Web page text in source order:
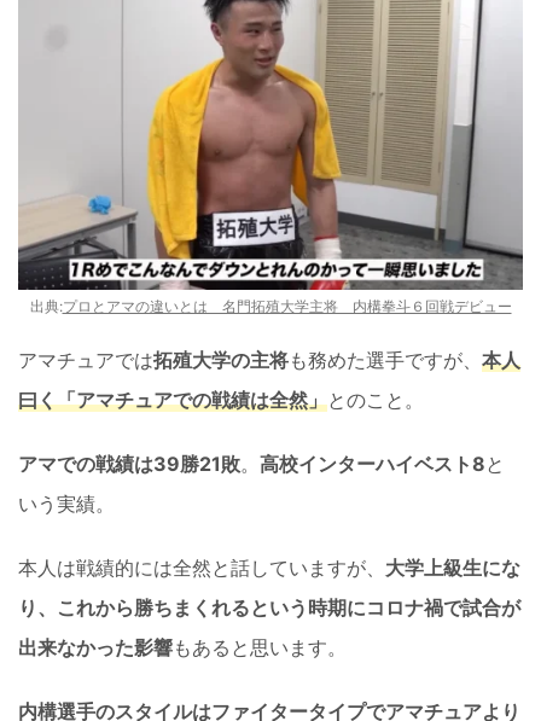
出典:プロとアマの違いとは 名門拓殖大学主将 内構拳斗６回戦デビュー
アマチュアでは拓殖大学の主将も務めた選手ですが、 本人
曰く「アマチュアでの戦績は全然」とのこと。
アマでの戦績は39勝21敗。 高校インターハイベスト8と
いう実績。
本人は戦績的には全然と話していますが、 大学上級生にな
り、これから勝ちまくれるという時期にコロナ禍で試合が
出来なかった影響もあると思います。
内構選手のスタイルはファイタータイプでアマチュアより